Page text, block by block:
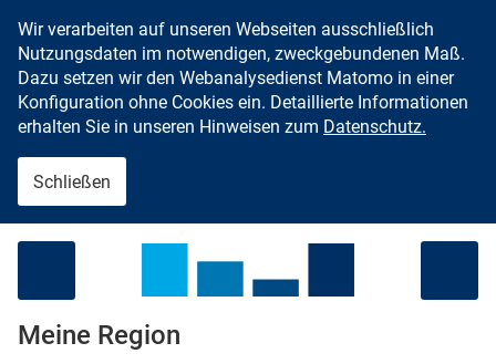
Zum Inhalt springen
Wir verarbeiten auf unseren Webseiten ausschließlich
Nutzungsdaten im notwendigen, zweckgebundenen Maß.
Dazu setzen wir den Webanalysedienst Matomo in einer
Konfiguration ohne Cookies ein. Detaillierte Informationen
erhalten Sie in unseren Hinweisen zum Datenschutz.
Schließen
Meine Region